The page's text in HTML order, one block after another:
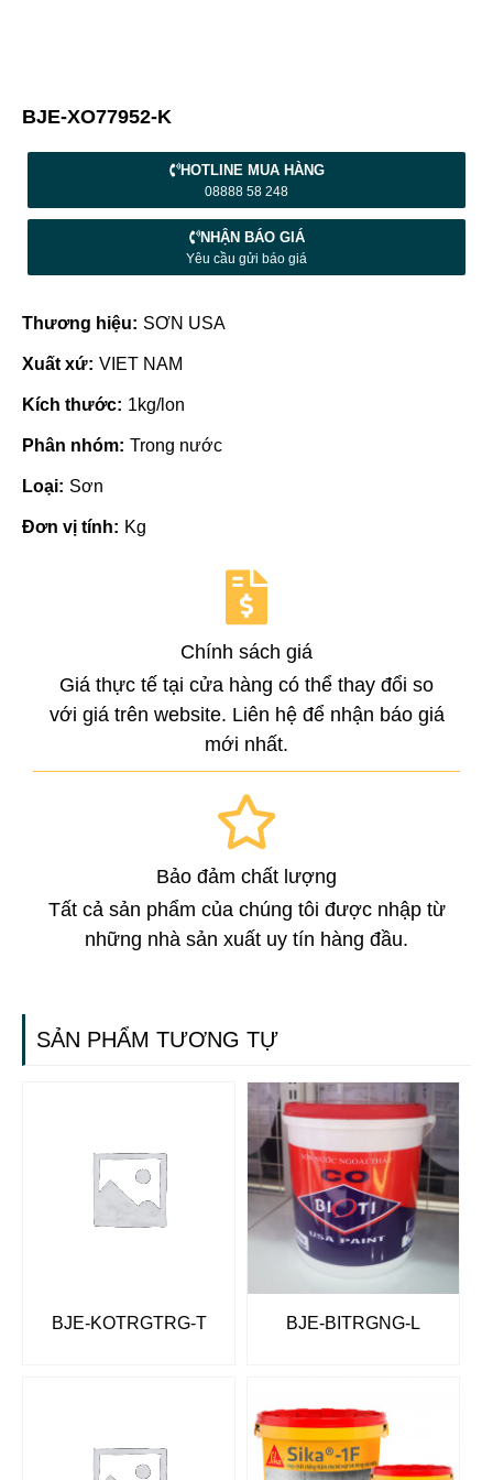
BJE-XO77952-K
HOTLINE MUA HÀNG
08888 58 248
NHẬN BÁO GIÁ
Yêu cầu gửi báo giá
Thương hiệu: SƠN USA
Xuất xứ: VIET NAM
Kích thước: 1kg/lon
Phân nhóm: Trong nước
Loại: Sơn
Đơn vị tính: Kg
Chính sách giá
Giá thực tế tại cửa hàng có thể thay đổi so
với giá trên website. Liên hệ để nhận báo giá
mới nhất.
Bảo đảm chất lượng
Tất cả sản phẩm của chúng tôi được nhập từ
những nhà sản xuất uy tín hàng đầu.
SẢN PHẨM TƯƠNG TỰ
BJE-KOTRGTRG-T BJE-BITRGNG-L